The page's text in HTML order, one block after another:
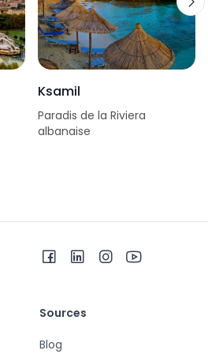
Ksamil
Paradis de la Riviera
albanaise
Sources
Blog